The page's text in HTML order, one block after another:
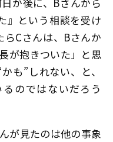
』という相談を受け
Cさんは、Bさんか
が抱きついた」と思
も”しれない、と、
のではないだろう
が見たのは他の事象